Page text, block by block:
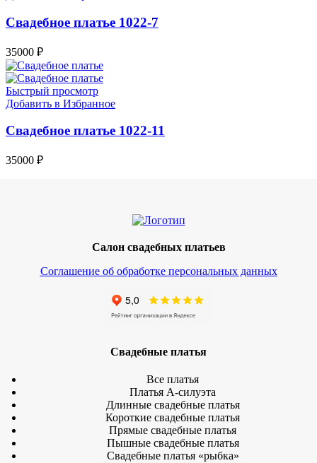
Свадебное платье 1022-7
35000 ₽
Быстрый просмотр
Добавить в Избранное
Свадебное платье 1022-11
35000 ₽
Салон свадебных платьев
Соглашение об обработке персональных данных
Свадебные платья
Все платья
Платья А-силуэта
Длинные свадебные платья
Короткие свадебные платья
Прямые свадебные платья
Пышные свадебные платья
Свадебные платья «рыбка»